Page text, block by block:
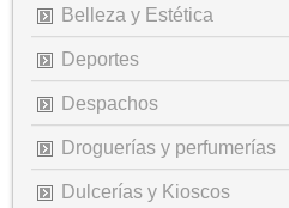
Belleza y Estética
Deportes
Despachos
Droguerías y perfumerías
Dulcerías y Kioscos